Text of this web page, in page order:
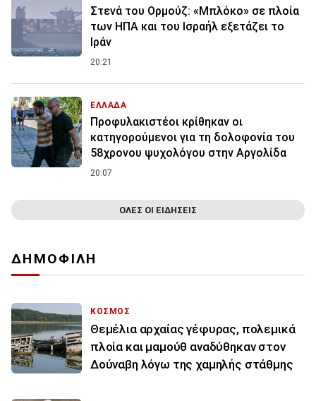
Στενά του Ορμούζ: «Μπλόκο» σε πλοία
των ΗΠΑ και του Ισραήλ εξετάζει το
Ιράν
20:21
ΕΛΛΑΔΑ
Προφυλακιστέοι κρίθηκαν οι
κατηγορούμενοι για τη δολοφονία του
58χρονου ψυχολόγου στην Αργολίδα
20:07
ΟΛΕΣ ΟΙ ΕΙΔΗΣΕΙΣ
ΔΗΜΟΦΙΛΗ
ΚΟΣΜΟΣ
Θεμέλια αρχαίας γέφυρας, πολεμικά
πλοία και μαμούθ αναδύθηκαν στον
Δούναβη λόγω της χαμηλής στάθμης